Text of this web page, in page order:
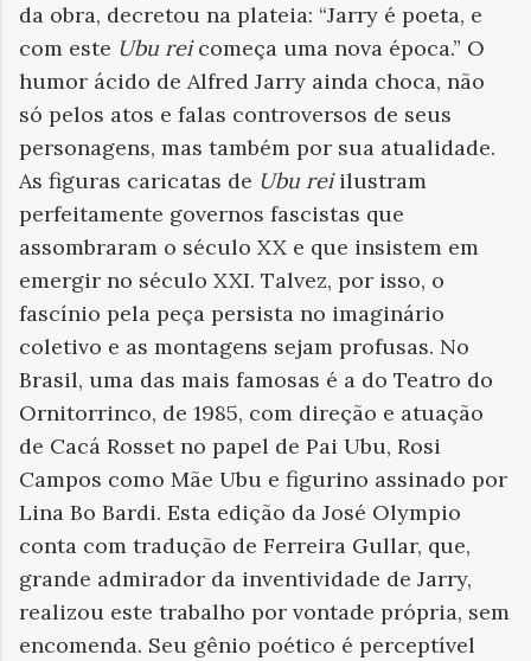
da obra, decretou na plateia: “Jarry é poeta, e
com este Ubu reicomeça uma nova época.” O
humor ácido de Alfred Jarry ainda choca, não
só pelos atos e falas controversos de seus
personagens, mas também por sua atualidade.
As figuras caricatas de Ubu reiilustram
perfeitamente governos fascistas que
assombraram o século XX e que insistem em
emergir no século XXI. Talvez, por isso, o
fascínio pela peça persista no imaginário
coletivo e as montagens sejam profusas. No
Brasil, uma das mais famosas é a do Teatro do
Ornitorrinco, de 1985, com direção e atuação
de Cacá Rosset no papel de Pai Ubu, Rosi
Campos como Mãe Ubu e figurino assinado por
Lina Bo Bardi. Esta edição da José Olympio
conta com tradução de Ferreira Gullar, que,
grande admirador da inventividade de Jarry,
realizou este trabalho por vontade própria, sem
encomenda. Seu gênio poético é perceptível